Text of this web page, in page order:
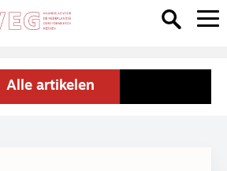
Alle artikelen